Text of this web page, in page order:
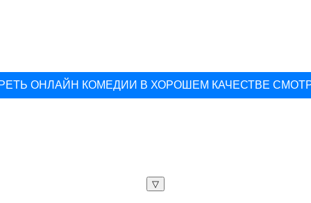
ОНЛАЙН КОМЕДИИ В ХОРОШЕМ КАЧЕСТВЕ
▽